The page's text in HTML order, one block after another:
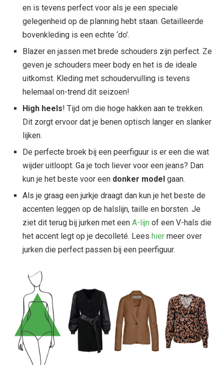
en is tevens perfect voor als je een speciale
gelegenheid op de planning hebt staan. Getailleerde
bovenkleding is een echte ‘do’.
Blazer en jassen met brede schouders zijn perfect. Ze
geven je schouders meer body en het is de ideale
uitkomst. Kleding met schoudervulling is tevens
helemaal on-trend dit seizoen!
High heels! Tijd om die hoge hakken aan te trekken.
Dit zorgt ervoor dat je benen optisch langer en slanker
lijken.
De perfecte broek bij een peerfiguur is er een die wat
wijder uitloopt. Ga je toch liever voor een jeans? Dan
kun je het beste voor een donker model gaan.
Als je graag een jurkje draagt dan kun je het beste de
accenten leggen op de halslijn, taille en borsten. Je
ziet dit terug bij jurken met een A-lijn of een V-hals die
het accent legt op je decolleté. Lees hier meer over
jurken die perfect passen bij een peerfiguur.